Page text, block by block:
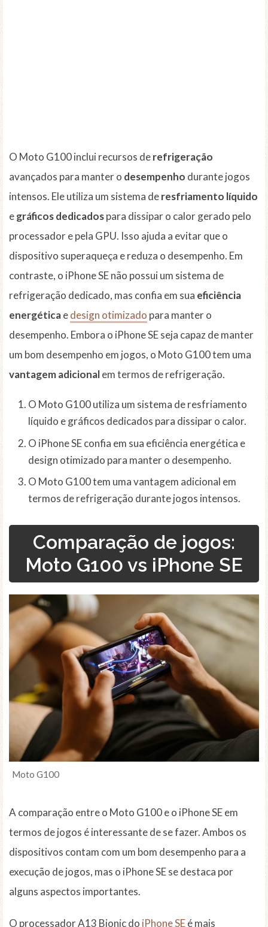
O Moto G100 inclui recursos derefrigeração
avançados para manter o desempenho durante jogos
intensos. Ele utiliza um sistema deresfriamento líquido
egráficos dedicadospara dissipar o calor gerado pelo
processador e pela GPU. Isso ajuda a evitar que o
dispositivo superaqueça e reduza o desempenho. Em
contraste, o iPhone SE não possui um sistema de
refrigeração dedicado, mas confia em sua eficiência
energéticaedesign otimizado para manter o
desempenho. Embora o iPhone SE seja capaz de manter
um bom desempenho em jogos, o Moto G100 tem uma
vantagem adicionalem termos de refrigeração.
O Moto G100 utiliza um sistema de resfriamento
líquido e gráficos dedicados para dissipar o calor.
O iPhone SE confia em sua eficiência energética e
design otimizado para manter o desempenho.
O Moto G100 tem uma vantagem adicional em
termos de refrigeração durante jogos intensos.
Comparação de jogos:
Moto G100 vs iPhone SE
Moto G100
A comparação entre o Moto G100 e o iPhone SE em
termos de jogos é interessante de se fazer. Ambos os
dispositivos contam com um bom desempenho para a
execução de jogos, mas o iPhone SE se destaca por
alguns aspectos importantes.
O processador A13 Bionic do iPhone SEé mais